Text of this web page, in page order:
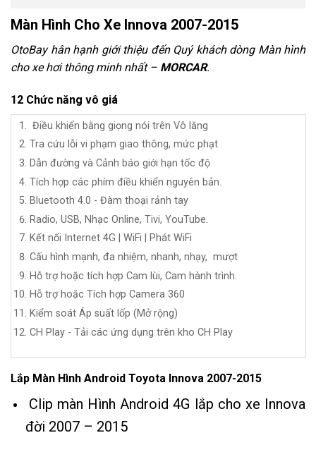
Màn Hình Cho Xe Innova 2007-2015
OtoBay hân hạnh giới thiệu đến Quý khách dòng Màn hình
cho xe hơi thông minh nhất– MORCAR.
12 Chức năng vô giá
Điều khiển bằng giọng nói trên Vô lăng
Tra cứu lỗi vi phạm giao thông, mức phạt
Dẫn đường và Cảnh báo giới hạn tốc độ
Tích hợp các phím điều khiển nguyên bản.
Bluetooth 4.0 - Đàm thoại rảnh tay
Radio, USB, Nhạc Online, Tivi, YouTube.
Kết nối Internet 4G | WiFi | Phát WiFi
Cấu hình mạnh, đa nhiệm, nhanh, nhạy, mượt
Hỗ trợ hoặc tích hợp Cam lùi, Cam hành trình.
Hỗ trợ hoặc Tích hợp Camera 360
Kiểm soát Áp suất lốp (Mở rộng)
CH Play - Tải các ứng dụng trên kho CH Play
Lắp Màn Hình Android Toyota Innova 2007-2015
Clip màn Hình Android 4G lắp cho xe Innova
đời 2007 – 2015